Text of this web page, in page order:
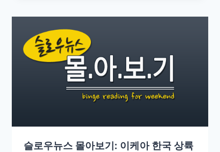
슬로우뉴스 몰아보기: 이케아 한국 상륙